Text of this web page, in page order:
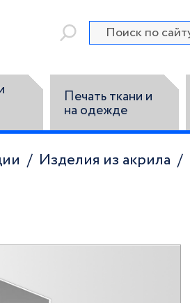
Печать ткани и
на одежде
Изделия из акрила